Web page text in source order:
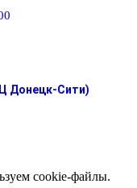
Донецк-Сити)
cookie-файлы.